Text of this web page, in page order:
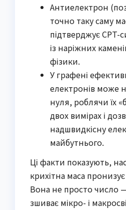
Антиелектрон
точно таку саму
підтверджує
із наріжних
фізики.
У графені
електронів може
нуля, роблячи їх
двох вимірах і
надшвидкісну
майбутнього.
Ці факти показують,
крихітна маса
Вона не просто число
зшиває мікро- і